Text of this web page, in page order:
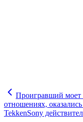
Проигравший моет
отношениях,
TekkenSony